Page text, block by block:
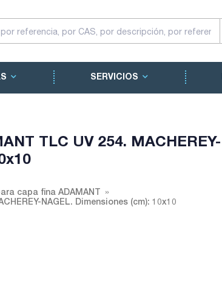
SERVICIOS
TLC UV 254. MACHEREY-
capa fina ADAMANT
NAGEL. Dimensiones (cm): 10x10